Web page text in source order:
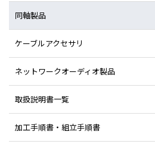
同軸製品
ケーブルアクセサリ
ネットワークオーディオ製品
取扱説明書一覧
加工手順書・組立手順書